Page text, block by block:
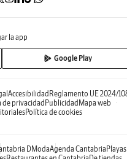
la app
Google Play
Accesibilidad Reglamento UE 2024/
de privacidad Publicidad Mapa web
Política de cookies
DModaAgenda Cantabria Playas